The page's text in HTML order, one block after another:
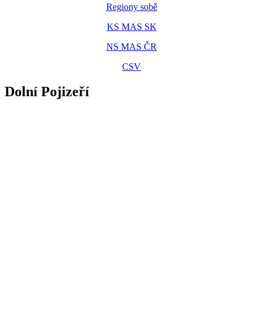
Regiony sobě
KS MAS SK
NS MAS ČR
CSV
Dolní Pojizeří